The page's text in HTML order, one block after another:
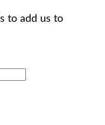
to add us to